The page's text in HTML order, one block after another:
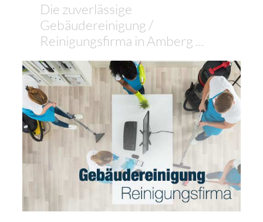
Die zuverlässige
Gebäudereinigung /
Reinigungsfirma in Amberg ...